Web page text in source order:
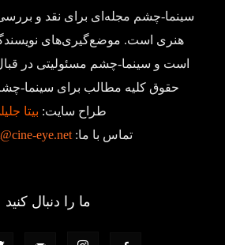
سینما-چشم مجله‌ای برای نقد و
هنری است. موضع‌گیری‌های
است و سینما-چشم مسئولیتی در قبال
حقوق کلیه مطالب برای سینما-
طراح سایت: بیتا
تماس با ما:eye.net
ما را دنبال کنید